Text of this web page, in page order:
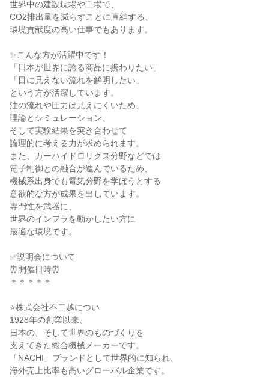
世界中の建設現場や工場で、
CO2排出量を減らすことに直結する、
環境貢献度の高い仕事でもあります。
✨こんな方が活躍中です！
「日本が世界に誇る商品に携わりたい」
「目に見えない流れを解明したい」
という方が活躍しています。
油の流れや圧力は見えにくいため、
理論とシミュレーション、
そして実験結果を突き合わせて
論理的に考える力が求められます。
また、カーハイドロリクス分野などでは
電子制御との融合が進んでいるため、
機械系出身でも電気分野を学ぼうとする
意欲的な方が成果を出しています。
専門性を武器に、
世界のインフラを動かしたい方に
最適な環境です。
✅説明会について
⏰開催日時⏰
＊＊＊＊＊
⭐株式会社不二越につい
1928年の創業以来、
日本の、そして世界のものづくりを
支えてきた総合機械メーカーです。
「NACHI」ブランドとして世界的に知られ、
海外売上比率も高いグローバル企業です。